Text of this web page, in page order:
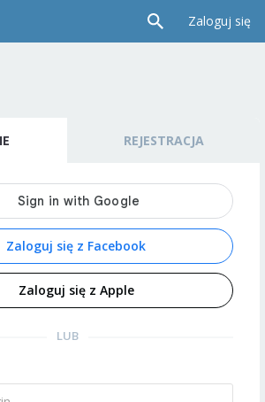
Zaloguj się
REJESTRACJA
Zaloguj się z Facebook
Zaloguj się z Apple
LUB